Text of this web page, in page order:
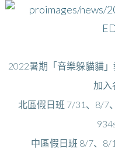
2022暑期「音樂躲貓貓
加入
北區假日班 7/31、8/7
中區假日班 8/7、8/